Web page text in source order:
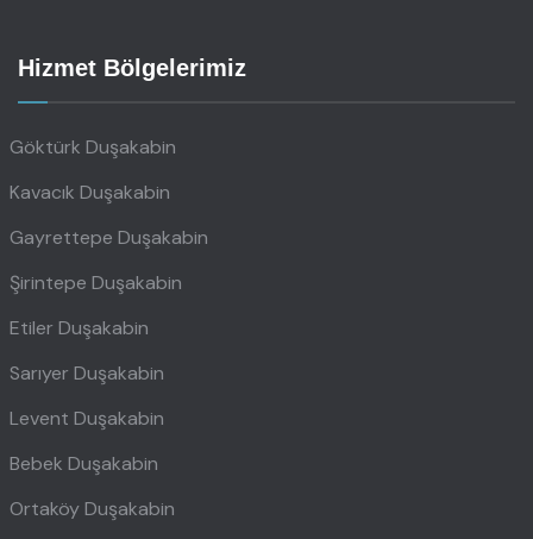
Hizmet Bölgelerimiz
Göktürk Duşakabin
Kavacık Duşakabin
Gayrettepe Duşakabin
Şirintepe Duşakabin
Etiler Duşakabin
Sarıyer Duşakabin
Levent Duşakabin
Bebek Duşakabin
Ortaköy Duşakabin